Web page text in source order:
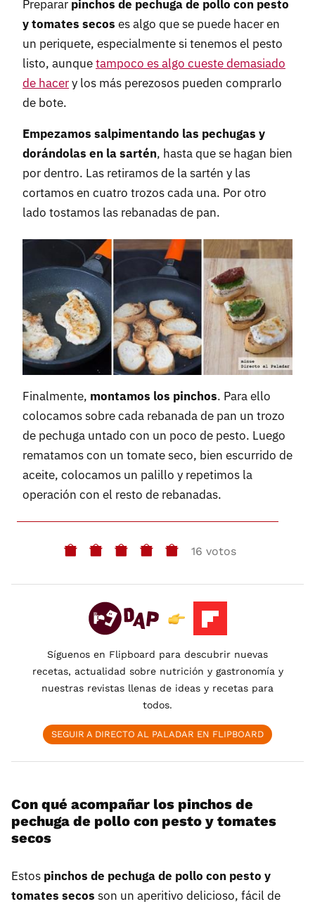
Preparar pinchos de pechuga de pollo con pesto
y tomates secos es algo que se puede hacer en
un periquete, especialmente si tenemos el pesto
listo, aunquetampoco es algo cueste demasiado
de hacery los más perezosos pueden comprarlo
de bote.
Empezamos salpimentando las pechugas y
dorándolas en la sartén, hasta que se hagan bien
por dentro. Las retiramos de la sartén y las
cortamos en cuatro trozos cada una. Por otro
lado tostamos las rebanadas de pan.
Finalmente, montamos los pinchos. Para ello
colocamos sobre cada rebanada de pan un trozo
de pechuga untado con un poco de pesto. Luego
rematamos con un tomate seco, bien escurrido de
aceite, colocamos un palillo y repetimos la
operación con el resto de rebanadas.
16 votos
Síguenos en Flipboard para descubrir nuevas
recetas, actualidad sobre nutrición y gastronomía y
nuestras revistas llenas de ideas y recetas para
todos.
SEGUIR A DIRECTO AL PALADAR EN FLIPBOARD
Con qué acompañar los pinchos de
pechuga de pollo con pesto y tomates
secos
Estos pinchos de pechuga de pollo con pesto y
tomates secos son un aperitivo delicioso, fácil de